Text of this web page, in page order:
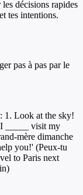
décisions rapides
tes intentions.
pas à pas par le
1. Look at the sky!
_____ visit my
mère dimanche
you!' (Peux-tu
to Paris next